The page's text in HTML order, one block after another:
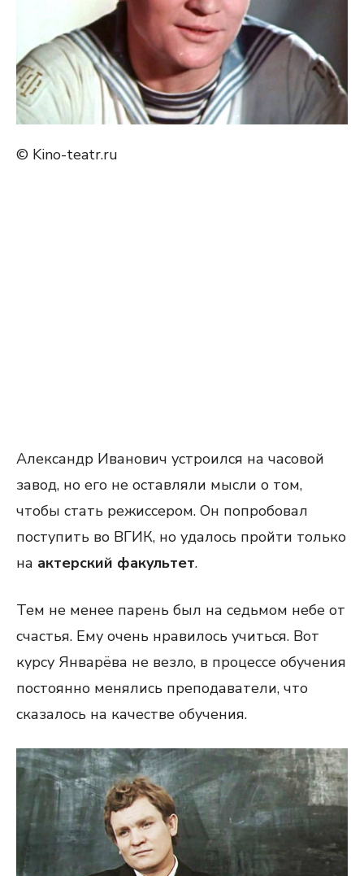
© Kino-teatr.ru
Александр Иванович устроился на часовой
завод, но его не оставляли мысли о том,
чтобы стать режиссером. Он попробовал
поступить во ВГИК, но удалось пройти только
на актерский факультет.
Тем не менее парень был на седьмом небе от
счастья. Ему очень нравилось учиться. Вот
курсу Январёва не везло, в процессе обучения
постоянно менялись преподаватели, что
сказалось на качестве обучения.